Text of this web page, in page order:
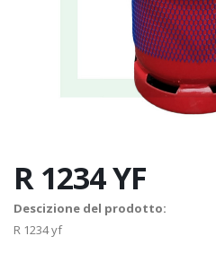
R 1234 YF
Descizione del prodotto:
R 1234 yf